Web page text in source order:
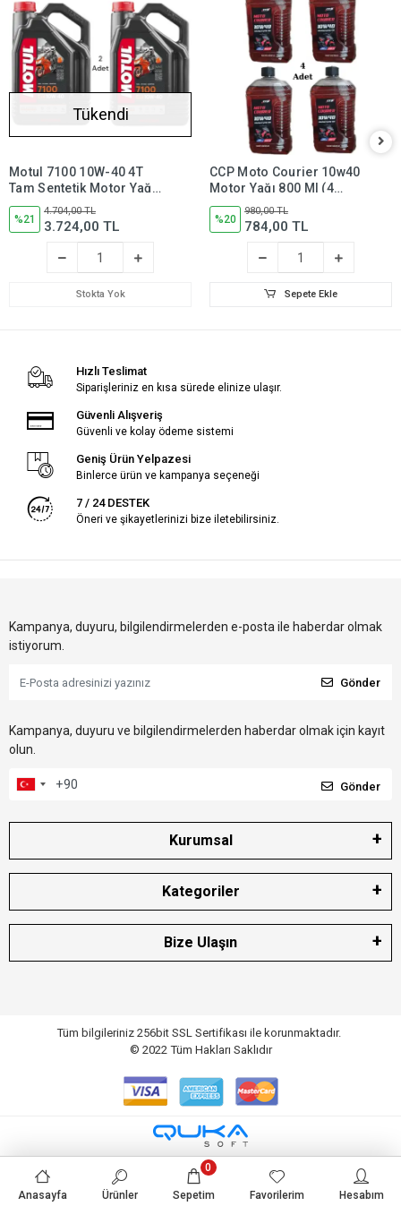
Tükendi
Motul 7100 10W-40 4T
Tam Sentetik Motor Yağı
4 Litre (2 Adet)
%21
4.704,00 TL
3.724,00 TL
Stokta Yok
CCP Moto Courier 10w40
Motor Yağı 800 Ml (4
Adet)
%20
980,00 TL
784,00 TL
Sepete Ekle
Hızlı Teslimat
Siparişleriniz en kısa sürede elinize ulaşır.
Güvenli Alışveriş
Güvenli ve kolay ödeme sistemi
Geniş Ürün Yelpazesi
Binlerce ürün ve kampanya seçeneği
7 / 24 DESTEK
Öneri ve şikayetlerinizi bize iletebilirsiniz.
Kampanya, duyuru, bilgilendirmelerden e-posta ile haberdar olmak
istiyorum.
Gönder
Kampanya, duyuru ve bilgilendirmelerden haberdar olmak için kayıt
olun.
Gönder
Kurumsal
Kategoriler
Bize Ulaşın
Tüm bilgileriniz 256bit SSL Sertifikası ile korunmaktadır.
© 2022 Tüm Hakları Saklıdır
Anasayfa Ürünler Sepetim
0
Favorilerim Hesabım